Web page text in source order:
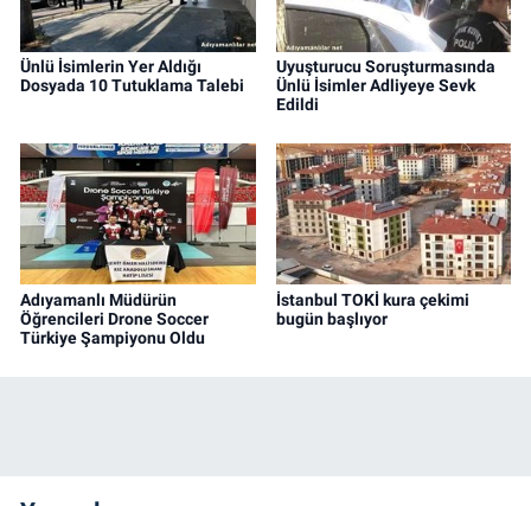
Ünlü İsimlerin Yer Aldığı
Dosyada 10 Tutuklama Talebi
Uyuşturucu Soruşturmasında
Ünlü İsimler Adliyeye Sevk
Edildi
Adıyamanlı Müdürün
Öğrencileri Drone Soccer
Türkiye Şampiyonu Oldu
İstanbul TOKİ kura çekimi
bugün başlıyor